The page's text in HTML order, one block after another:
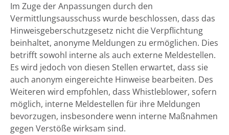
Im Zuge der Anpassungen durch den
Vermittlungsausschuss wurde beschlossen, dass das
Hinweisgeberschutzgesetz nicht die Verpflichtung
beinhaltet, anonyme Meldungen zu ermöglichen. Dies
betrifft sowohl interne als auch externe Meldestellen.
Es wird jedoch von diesen Stellen erwartet, dass sie
auch anonym eingereichte Hinweise bearbeiten. Des
Weiteren wird empfohlen, dass Whistleblower, sofern
möglich, interne Meldestellen für ihre Meldungen
bevorzugen, insbesondere wenn interne Maßnahmen
gegen Verstöße wirksam sind.